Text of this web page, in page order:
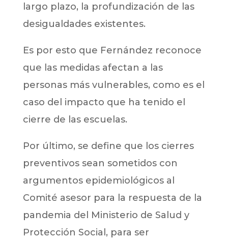
largo plazo, la profundización de las
desigualdades existentes.
Es por esto que Fernández reconoce
que las medidas afectan a las
personas más vulnerables, como es el
caso del impacto que ha tenido el
cierre de las escuelas.
Por último, se define que los cierres
preventivos sean sometidos con
argumentos epidemiológicos al
Comité asesor para la respuesta de la
pandemia del Ministerio de Salud y
Protección Social, para ser